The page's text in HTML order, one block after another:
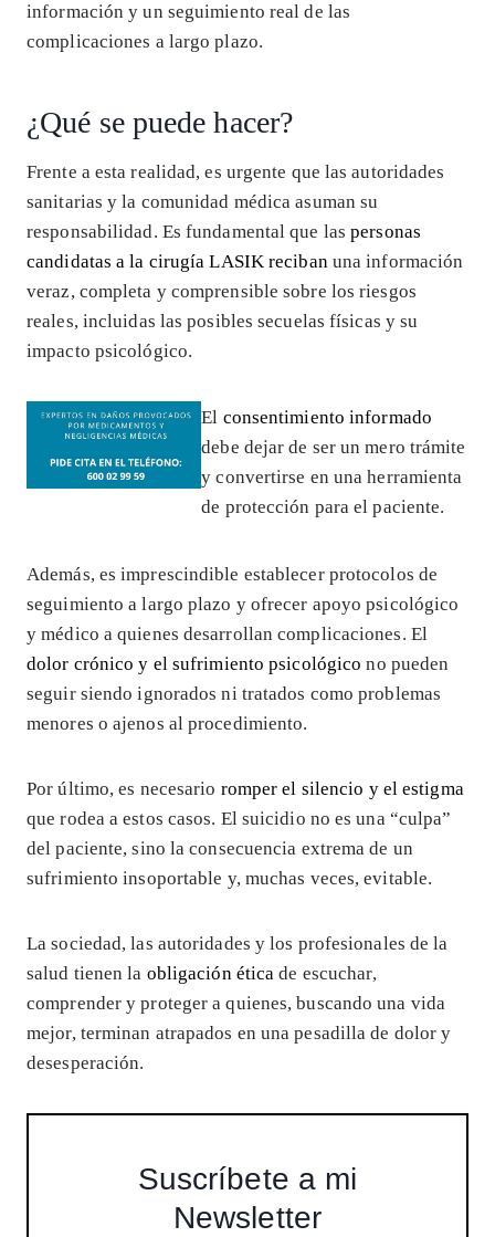
información y un seguimiento real de las
complicaciones a largo plazo.
¿Qué se puede hacer?
Frente a esta realidad, es urgente que las autoridades
sanitarias y la comunidad médica asuman su
responsabilidad. Es fundamental que laspersonas
candidatas a la cirugía LASIK reciban una información
veraz, completa y comprensible sobre los riesgos
reales, incluidas las posibles secuelas físicas y su
impacto psicológico.
El consentimiento informado
debe dejar de ser un mero trámite
y convertirse en una herramienta
de protección para el paciente.
Además, es imprescindible establecer protocolos de
seguimiento a largo plazo y ofrecer apoyo psicológico
y médico a quienes desarrollan complicaciones. El
dolor crónico y el sufrimiento psicológico no pueden
seguir siendo ignorados ni tratados como problemas
menores o ajenos al procedimiento.
Por último, es necesario romper el silencio y el estigma
que rodea a estos casos. El suicidio no es una “culpa”
del paciente, sino la consecuencia extrema de un
sufrimiento insoportable y, muchas veces, evitable.
La sociedad, las autoridades y los profesionales de la
salud tienen la obligación ética de escuchar,
comprender y proteger a quienes, buscando una vida
mejor, terminan atrapados en una pesadilla de dolor y
desesperación.
Suscríbete a mi
Newsletter